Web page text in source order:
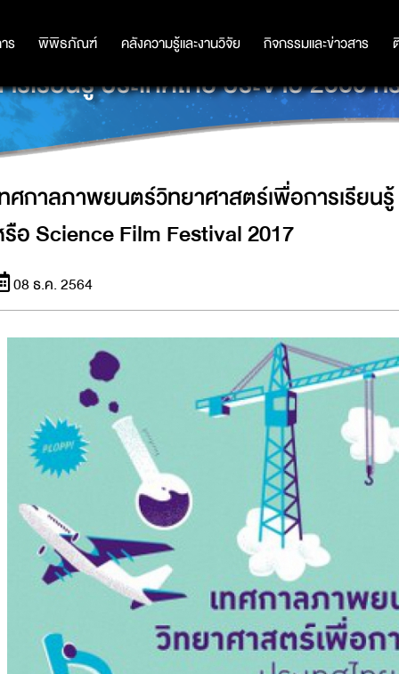
ร พิพิธภัณฑ์ คลังความรู้และงานวิจัย กิจกรรมและข่าวสาร
ร พิพิธภัณฑ์ คลังความรู้และงานวิจัย กิจกรรมและข่าวสาร
รียนรู้ ประเทศไทย ประจำปี 2560 ห
ศกาลภาพยนตร์วิทยาศาสตร์เพื่อการเรียนรู้
อ Science Film Festival 2017
08 ธ.ค. 2564